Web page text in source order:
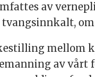
av
mellom
av vårt